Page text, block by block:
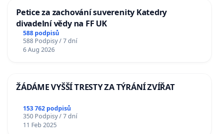
Petice za zachování suverenity Katedry
divadelní vědy na FF UK
588 podpisů
588 Podpisy / 7 dní
6 Aug 2026
ŽÁDÁME VYŠŠÍ TRESTY ZA TÝRÁNÍ ZVÍŘAT
153 762 podpisů
350 Podpisy / 7 dní
11 Feb 2025